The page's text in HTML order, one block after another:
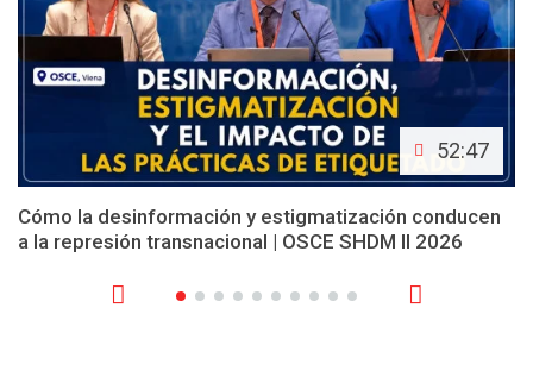
52:47
Cómo la desinformación y estigmatización conducen
a la represión transnacional | OSCE SHDM II 2026